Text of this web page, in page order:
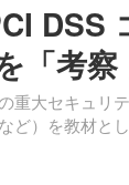
DSS
「考
重大セキュリ
ど）を教材と